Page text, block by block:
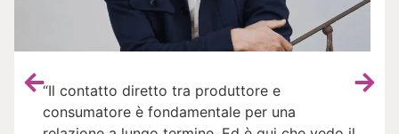
“Il contatto diretto tra produttore e
consumatore è fondamentale per una